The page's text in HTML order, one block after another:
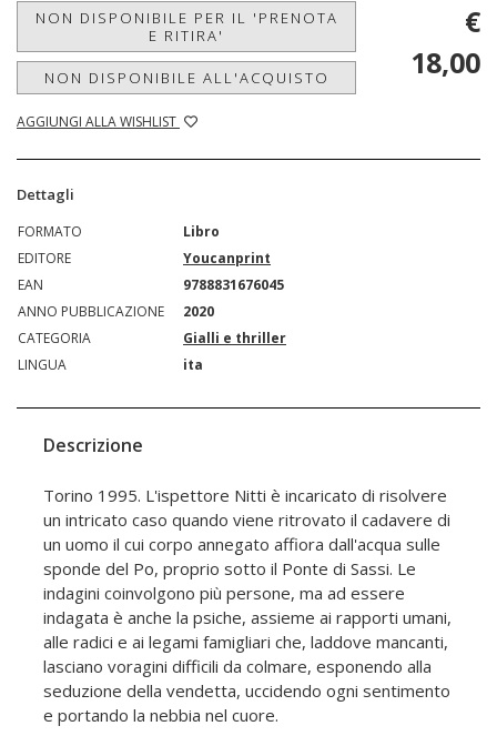
NON DISPONIBILE PER IL 'PRENOTA
E RITIRA'
NON DISPONIBILE ALL'ACQUISTO
AGGIUNGI ALLA WISHLIST
€
18,00
Dettagli
FORMATO
Libro
EDITORE
Youcanprint
EAN
9788831676045
ANNO PUBBLICAZIONE
2020
CATEGORIA
Gialli e thriller
LINGUA
ita
Descrizione
Torino 1995. L'ispettore Nitti è incaricato di risolvere
un intricato caso quando viene ritrovato il cadavere di
un uomo il cui corpo annegato affiora dall'acqua sulle
sponde del Po, proprio sotto il Ponte di Sassi. Le
indagini coinvolgono più persone, ma ad essere
indagata è anche la psiche, assieme ai rapporti umani,
alle radici e ai legami famigliari che, laddove mancanti,
lasciano voragini difficili da colmare, esponendo alla
seduzione della vendetta, uccidendo ogni sentimento
e portando la nebbia nel cuore.